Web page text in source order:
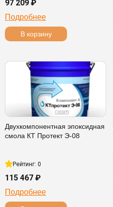
97 209 ₽
Подробнее
В корзину
Двухкомпонентная эпоксидная
смола КТ Протект Э-08
Рейтинг: 0
115 467 ₽
Подробнее